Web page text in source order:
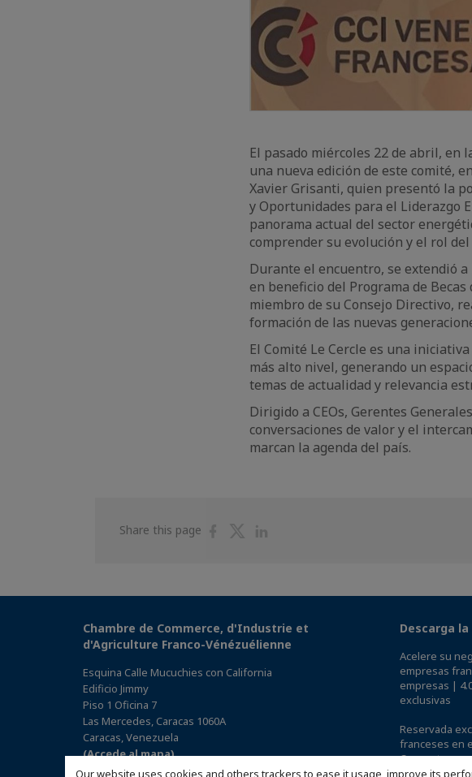
Our website uses cookies and others trackers to ease it usage, improve its
El pasado miércoles 22 de abril, en
una nueva edición de este comité,
Xavier Grisanti, quien presentó la
y Oportunidades para el Liderazgo
panorama actual del sector
comprender su evolución y el rol
Durante el encuentro, se extendió
en beneficio del Programa de
miembro de su Consejo Directivo,
formación de las nuevas
El Comité Le Cercle es una
más alto nivel, generando un
temas de actualidad y relevancia
Dirigido a CEOs, Gerentes
conversaciones de valor y el
marcan la agenda del país.
Share this page
ShareShare
Chambre de Commerce, d'Industrie et
d'Agriculture Franco-Vénézuélienne
Esquina Calle Mucuchies con California
Edificio Jimmy
Piso 1 Oficina 7
Las Mercedes, Caracas 1060A
Caracas, Venezuela
(Accede al mapa)
Descarga
Acelere su
empresas
empresas |
exclusivas
Reservada
franceses en
Connect..